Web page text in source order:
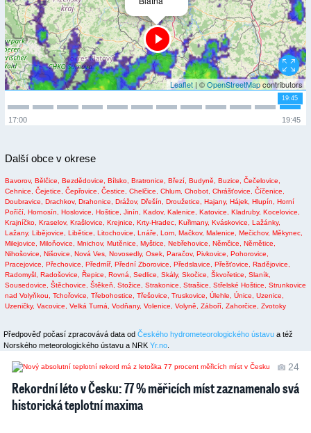
Leaflet | ©OpenStreetMapcontributors
19:45
19:45
17:00
Další obce v okrese
Bavorov, Bělčice, Bezdědovice, Bílsko, Bratronice, Březí, Budyně, Buzice,
Čečelovice,
Cehnice,
Čejetice, Čepřovice, Čestice, Chelčice, Chlum, Chobot, Chrášťovice,
Číčenice,
Doubravice,
Drachkov, Drahonice, Drážov, Dřešín, Droužetice, Hajany, Hájek, Hlupín,
Horní
Poříčí, Hornosín, Hoslovice, Hoštice, Jinín, Kadov, Kalenice, Katovice, Kladruby, Kocelovice,
Krajníčko, Kraselov, Krašlovice, Krejnice, Krty-Hradec, Kuřimany, Kváskovice,
Lažánky,
Lažany, Libějovice, Libětice, Litochovice, Lnáře, Lom, Mačkov, Malenice, Mečichov, Měkynec,
Milejovice,
Miloňovice, Mnichov, Mutěnice, Myštice, Nebřehovice, Němčice,
Němětice,
Nihošovice,
Nišovice, Nová Ves, Novosedly, Osek, Paračov, Pivkovice,
Pohorovice,
Pracejovice,
Přechovice, Předmíř, Přední Zborovice, Předslavice, Přešťovice,
Radějovice,
Radomyšl, Radošovice, Řepice, Rovná, Sedlice, Skály, Skočice, Škvořetice,
Slaník,
Sousedovice,
Štěchovice, Štěkeň, Stožice, Strakonice, Strašice, Střelské Hoštice,
Strunkovice
nad Volyňkou,
Tchořovice, Třebohostice, Třešovice, Truskovice, Úlehle, Únice,
Uzenice,
Uzeničky, Vacovice, Velká Turná, Vodňany, Volenice, Volyně, Záboří, Zahorčice, Zvotoky
Předpověď počasí zpracovává data od Českého hydrometeorologického ústavu a též
Norského meteorologického ústavu a NRK Yr.no
24
Rekordní léto v Česku: 77 % měřicích míst zaznamenalo svá
historická teplotní maxima